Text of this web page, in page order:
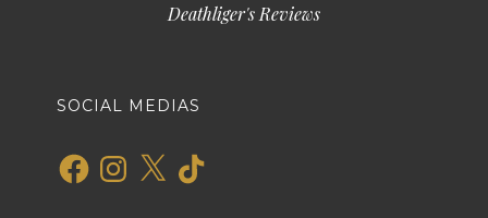
Deathliger's Reviews
SOCIAL MEDIAS
FacebookInstagram
X TikTok